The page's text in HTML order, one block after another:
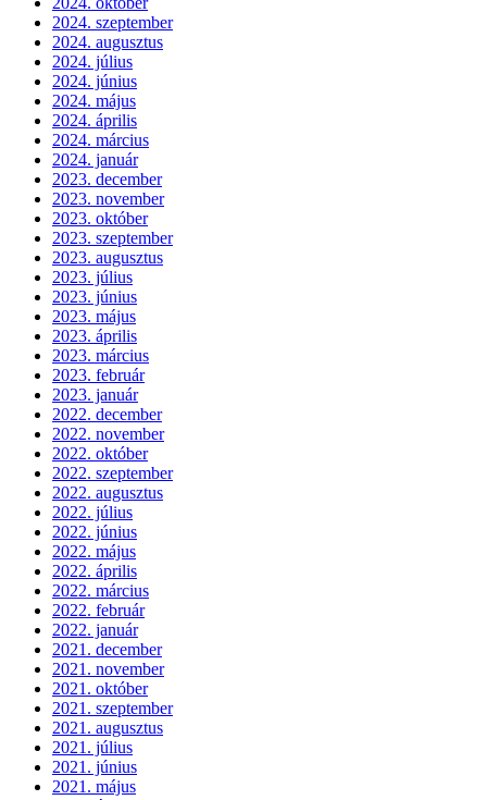
2024. szeptember
2024. augusztus
2024. július
2024. június
2024. május
2024. április
2024. március
2024. január
2023. december
2023. november
2023. október
2023. szeptember
2023. augusztus
2023. július
2023. június
2023. május
2023. április
2023. március
2023. február
2023. január
2022. december
2022. november
2022. október
2022. szeptember
2022. augusztus
2022. július
2022. június
2022. május
2022. április
2022. március
2022. február
2022. január
2021. december
2021. november
2021. október
2021. szeptember
2021. augusztus
2021. július
2021. június
2021. május